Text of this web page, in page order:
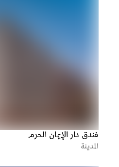
فندق دار الإيمان الحرم
المدينة